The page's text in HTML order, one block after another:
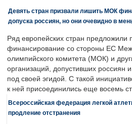
Девять стран призвали лишить МОК
допуска россиян, но они очевидно в
Ряд европейских стран предложили
финансирование со стороны ЕС
олимпийского комитета (МОК) и
организаций, допустивших россиян
под своей эгидой. С такой
к ней присоединились еще восемь
Всероссийская федерация легкой
продление отстранения